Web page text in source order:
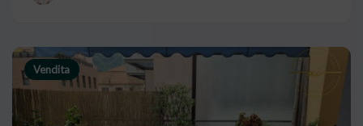
Vendita